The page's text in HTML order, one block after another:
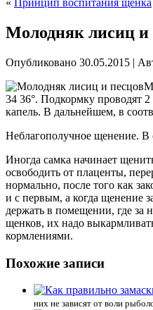
« Принцип воспитания щенка
Молодняк лисиц и
Опубликовано 30.05.2015 |
34 36°. Подкормку проводят
капель. В дальнейшем, в
Неблагополучное щенение. В
Иногда самка начинает
освободить от плаценты,
нормально, после того как
и с первым, а когда щенение
держать в помещении, где за
щенков, их надо
кормлениями.
Похожие записи
них не зависят от воли